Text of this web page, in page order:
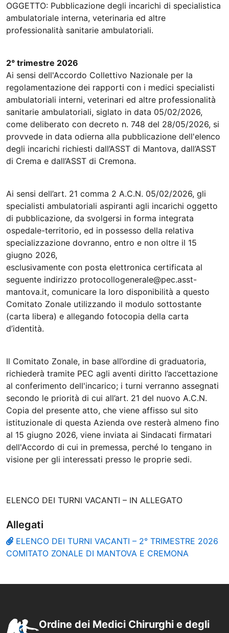
OGGETTO: Pubblicazione degli incarichi di specialistica
ambulatoriale interna, veterinaria ed altre
professionalità sanitarie ambulatoriali.
2° trimestre 2026
Ai sensi dell'Accordo Collettivo Nazionale per la
regolamentazione dei rapporti con i medici specialisti
ambulatoriali interni, veterinari ed altre professionalità
sanitarie ambulatoriali, siglato in data 05/02/2026,
come deliberato con decreto n. 748 del 28/05/2026, si
provvede in data odierna alla pubblicazione dell'elenco
degli incarichi richiesti dall’ASST di Mantova, dall’ASST
di Crema e dall’ASST di Cremona.
Ai sensi dell’art. 21 comma 2 A.C.N. 05/02/2026, gli
specialisti ambulatoriali aspiranti agli incarichi oggetto
di pubblicazione, da svolgersi in forma integrata
ospedale-territorio, ed in possesso della relativa
specializzazione dovranno, entro e non oltre il 15
giugno 2026,
esclusivamente con posta elettronica certificata al
seguente indirizzo protocollogenerale@pec.asst-
mantova.it, comunicare la loro disponibilità a questo
Comitato Zonale utilizzando il modulo sottostante
(carta libera) e allegando fotocopia della carta
d’identità.
Il Comitato Zonale, in base all’ordine di graduatoria,
richiederà tramite PEC agli aventi diritto l’accettazione
al conferimento dell'incarico; i turni verranno assegnati
secondo le priorità di cui all’art. 21 del nuovo A.C.N.
Copia del presente atto, che viene affisso sul sito
istituzionale di questa Azienda ove resterà almeno fino
al 15 giugno 2026, viene inviata ai Sindacati firmatari
dell'Accordo di cui in premessa, perché lo tengano in
visione per gli interessati presso le proprie sedi.
ELENCO DEI TURNI VACANTI – IN ALLEGATO
Allegati
ELENCO DEI TURNI VACANTI – 2° TRIMESTRE 2026
COMITATO ZONALE DI MANTOVA E CREMONA
Ordine dei Medici Chirurghi e degli